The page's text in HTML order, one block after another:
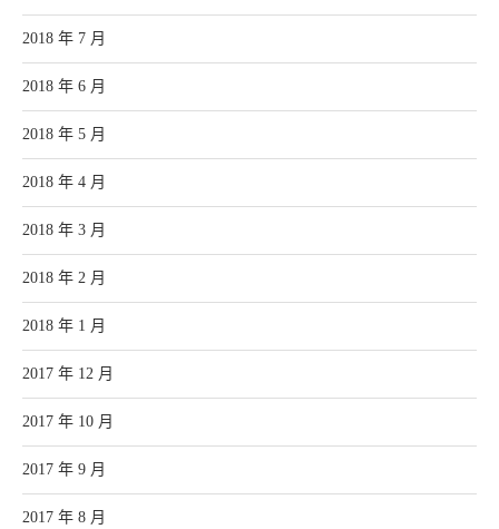
2018 年 7 月
2018 年 6 月
2018 年 5 月
2018 年 4 月
2018 年 3 月
2018 年 2 月
2018 年 1 月
2017 年 12 月
2017 年 10 月
2017 年 9 月
2017 年 8 月